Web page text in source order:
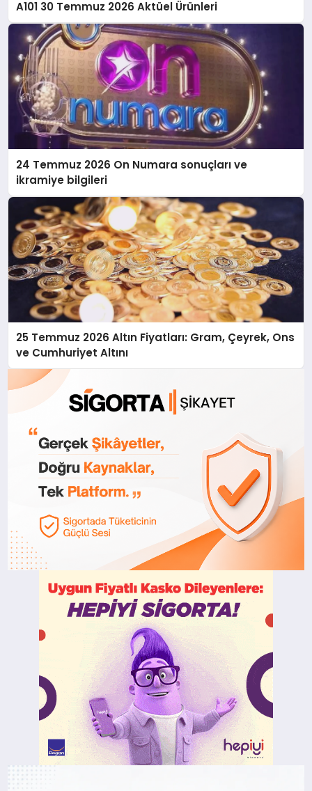
A101 30 Temmuz 2026 Aktüel Ürünleri
24 Temmuz 2026 On Numara sonuçları ve
ikramiye bilgileri
25 Temmuz 2026 Altın Fiyatları: Gram, Çeyrek, Ons
ve Cumhuriyet Altını